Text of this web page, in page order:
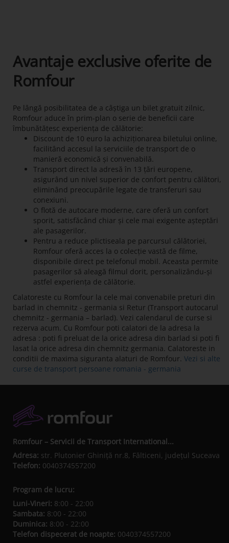
Avantaje exclusive oferite de
Romfour
Pe lângă posibilitatea de a câștiga un bilet gratuit zilnic,
Romfour aduce în prim-plan o serie de beneficii care
îmbunătățesc experiența de călătorie:
Discount de 10 euro la achiziționarea biletului online,
facilitând accesul la serviciile de transport de o
manieră economică și convenabilă.
Transport direct la adresă în 13 țări europene,
asigurând un nivel superior de confort pentru călători,
eliminând preocupările legate de transferuri sau
conexiuni.
O flotă de autocare moderne, care oferă un confort
sporit, satisfăcând chiar și cele mai exigente așteptări
ale pasagerilor.
Pentru a reduce plictiseala pe parcursul călătoriei,
Romfour oferă acces la o colecție vastă de filme,
disponibile direct pe telefonul mobil. Aceasta permite
pasagerilor să aleagă filmul dorit, personalizându-și
astfel experiența de călătorie.
Calatoreste cu Romfour la cele mai convenabile preturi din
barlad in chemnitz - germania si Retur (Transport autocarul
chemnitz - germania – barlad). Vezi calendarul de curse si
rezerva acum. Cu Romfour poti calatori de la adresa la
adresa : poti fi preluat de la orice adresa din barlad si poti fi
lasat la orice adresa din chemnitz germania. Calatoreste in
conditii de maxima siguranta alaturi de Romfour. Vezi si alte
curse de transport persoane romania - germania
Romfour – Servicii de Transport International...
Adresa: str. Plutonier Ghiniţă nr.8, Fălticeni, judeţul Suceava
Telefon: 0040374557200
Program de lucru:
Luni-Vineri: 8:00 - 22:00
Sambata: 8:00 - 22:00
Duminica: 8:00 - 22:00
Telefon dispecerat de noapte: 0040374557200